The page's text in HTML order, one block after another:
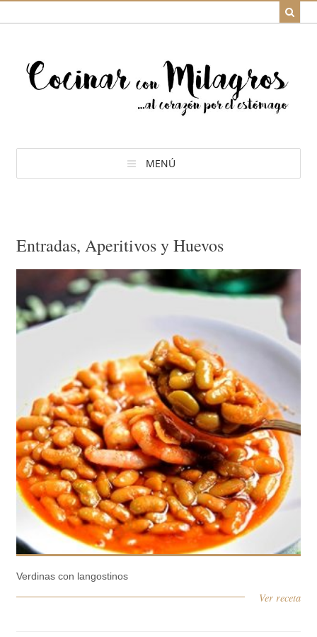
MENÚ
Entradas, Aperitivos y Huevos
Verdinas con langostinos
Ver receta